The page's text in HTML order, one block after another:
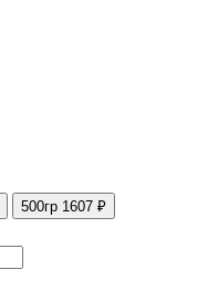
500гр 1607 ₽